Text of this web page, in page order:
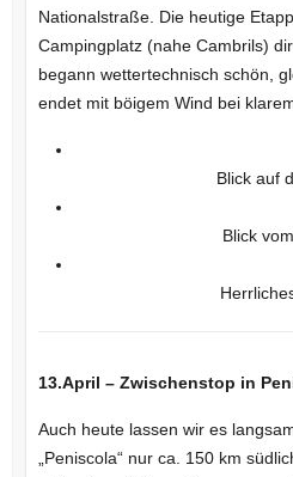
Nationalstraße. Die heutige
Campingplatz (nahe Cambrils)
begann wettertechnisch schön,
endet mit böigem Wind bei
Blick auf
Blick
13.April – Zwischenstop in
Auch heute lassen wir es
„Peniscola“ nur ca. 150 km